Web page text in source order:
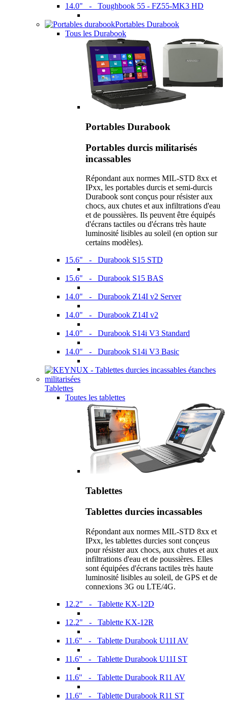
14.0" - Toughbook 55 - FZ55-MK3 HD
Portables Durabook
Tous les Durabook
Portables Durabook
Portables durcis militarisés
incassables
Répondant aux normes MIL-STD 8xx et
IPxx, les portables durcis et semi-durcis
Durabook sont conçus pour résister aux
chocs, aux chutes et aux infiltrations d'eau
et de poussières. Ils peuvent être équipés
d'écrans tactiles ou d'écrans très haute
luminosité lisibles au soleil (en option sur
certains modèles).
15.6" - Durabook S15 STD
15.6" - Durabook S15 BAS
14.0" - Durabook Z14I v2 Server
14.0" - Durabook Z14I v2
14.0" - Durabook S14i V3 Standard
14.0" - Durabook S14i V3 Basic
Tablettes
Toutes les tablettes
Tablettes
Tablettes durcies incassables
Répondant aux normes MIL-STD 8xx et
IPxx, les tablettes durcies sont conçeus
pour résister aux chocs, aux chutes et aux
infiltrations d'eau et de poussières. Elles
sont équipées d'écrans tactiles très haute
luminosité lisibles au soleil, de GPS et de
connexions 3G ou LTE/4G.
12.2" - Tablette KX-12D
12.2" - Tablette KX-12R
11.6" - Tablette Durabook U11I AV
11.6" - Tablette Durabook U11I ST
11.6" - Tablette Durabook R11 AV
11.6" - Tablette Durabook R11 ST